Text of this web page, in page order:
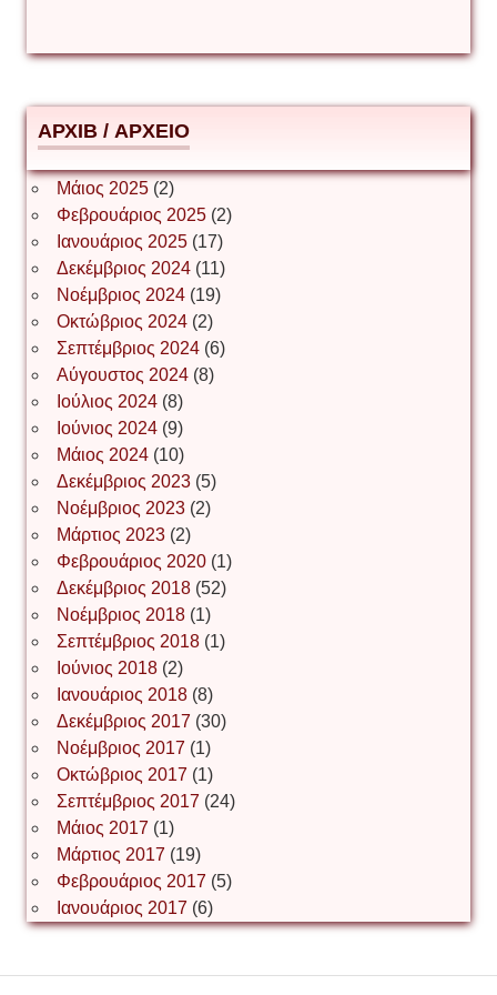
Δημήτριος Ζακοντινός
ΕΥΑΓΓΕΛΟΣ ΜΩΚΟΣ
Ιωάννης Σ. Παπαφλωράτος
ΝΙΚΟΣ ΓΑΤΟΣ
Νίκος Λυγερός
Іван Буртик
Іван Наконечний
Інга Короткевич
Ірина Ключковська
Ірина Наконечна
АРХІВ / ΑΡΧΕΙΟ
Μάιος 2025(2)
Φεβρουάριος 2025(2)
Ιανουάριος 2025(17)
Δεκέμβριος 2024(11)
Νοέμβριος 2024(19)
Οκτώβριος 2024(2)
Σεπτέμβριος 2024(6)
Αύγουστος 2024(8)
Ιούλιος 2024(8)
Ιούνιος 2024(9)
Μάιος 2024(10)
Δεκέμβριος 2023(5)
Νοέμβριος 2023(2)
Μάρτιος 2023(2)
Φεβρουάριος 2020(1)
Δεκέμβριος 2018(52)
Νοέμβριος 2018(1)
Σεπτέμβριος 2018(1)
Ιούνιος 2018(2)
Ιανουάριος 2018(8)
Δεκέμβριος 2017 (30)
Νοέμβριος 2017 (1)
Οκτώβριος 2017 (1)
Σεπτέμβριος 2017 (24)
Μάιος 2017 (1)
Μάρτιος 2017 (19)
Φεβρουάριος 2017 (5)
Ιανουάριος 2017 (6)